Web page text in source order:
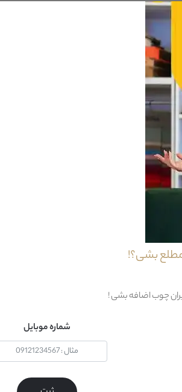
تواند متفاوت باشد و این مسئله در مورد نهار خوری
خوری باعث می شود تا در طول سالیان سال شما به تغییر این
مدت و همچنین استفاده دراز مد
بشی؟!
چوب اضافه بشی !
شماره موبایل